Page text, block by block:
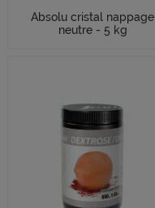
Absolu cristal nappage
neutre - 5 kg